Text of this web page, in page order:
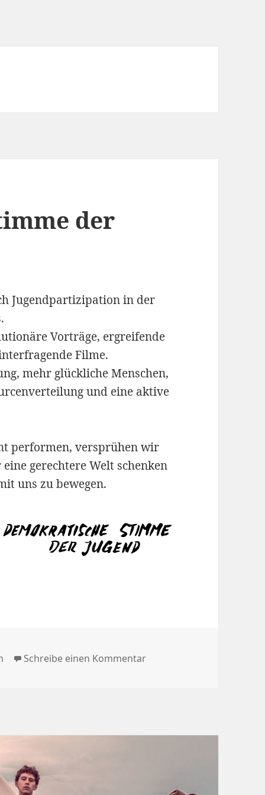
der
Jugendpartizipation in der
Vorträge, ergreifende
Filme.
mehr glückliche Menschen,
und eine aktive
performen, versprühen wir
gerechtere Welt schenken
uns zu bewegen.
Schreibe einen Kommentarzu Demokratische